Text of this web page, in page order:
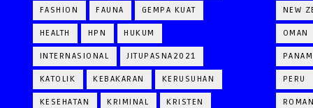
FASHION FAUNA GEMPA KUAT
HEALTH HPN HUKUM
INTERNASIONAL JITUPASNA2021
KATOLIK KEBAKARAN KERUSUHAN
KESEHATAN KRIMINAL KRISTEN
NEW
OMAN
PERU